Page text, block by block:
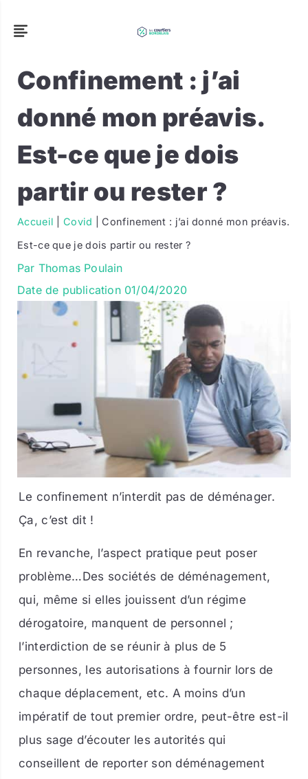
Confinement : j’ai
donné mon préavis.
Est-ce que je dois
partir ou rester ?
Accueil |Covid
Confinement : j’ai donné mon préavis.
Est-ce que je dois partir ou rester ?
Par Thomas Poulain
Date de publication 01/04/2020
Le confinement n’interdit pas de déménager.
Ça, c’est dit !
En revanche, l’aspect pratique peut poser
problème…Des sociétés de déménagement,
qui, même si elles jouissent d’un régime
dérogatoire, manquent de personnel ;
l’interdiction de se réunir à plus de 5
personnes, les autorisations à fournir lors de
chaque déplacement, etc. A moins d’un
impératif de tout premier ordre, peut-être est-il
plus sage d’écouter les autorités qui
conseillent de reporter son déménagement